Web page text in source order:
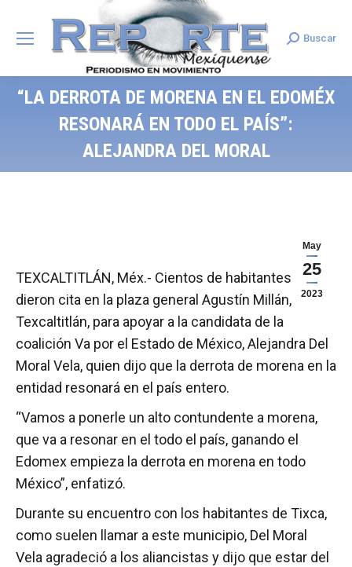
Search:
Buscar
“LA DERROTA DE MORENA EN EL EDOMÉX
RESONARÁ EN TODO EL PAÍS”:
ALEJANDRA DEL MORAL
May
25
2023
TEXCALTITLÁN, Méx.- Cientos de habitantes se
dieron cita en la plaza general Agustín Millán, en
Texcaltitlán, para apoyar a la candidata de la
coalición Va por el Estado de México, Alejandra Del
Moral Vela, quien dijo que la derrota de morena en la
entidad resonará en el país entero.
“Vamos a ponerle un alto contundente a morena,
que va a resonar en el todo el país, ganando el
Edomex empieza la derrota en morena en todo
México”, enfatizó.
Durante su encuentro con los habitantes de Tixca,
como suelen llamar a este municipio, Del Moral
Vela agradeció a los aliancistas y dijo que estar del